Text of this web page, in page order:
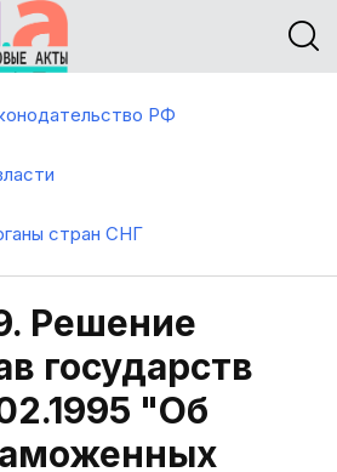
РФ
стран СНГ
Решение
государств
"Об